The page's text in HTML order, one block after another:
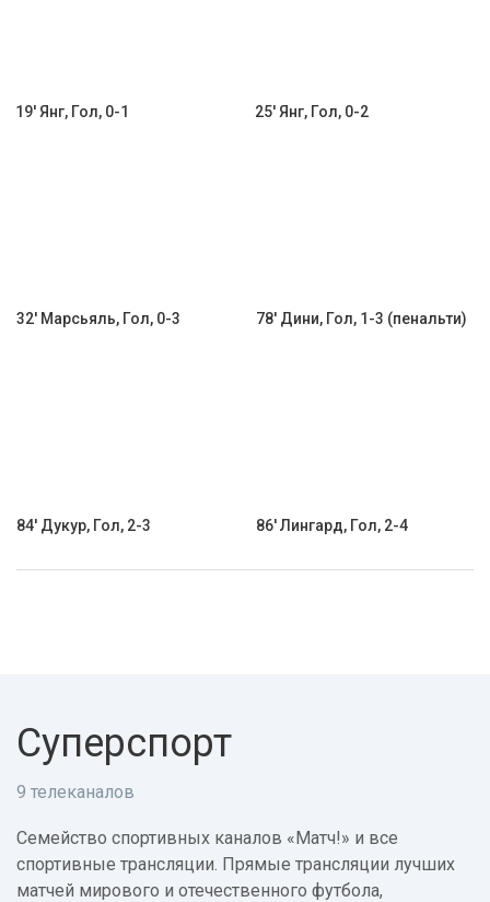
19' Янг, Гол, 0-1 25' Янг, Гол, 0-2
32' Марсьяль, Гол, 0-3 78' Дини, Гол, 1-3 (пенальти)
84' Дукур, Гол, 2-3 86' Лингард, Гол, 2-4
Суперспорт
9 телеканалов
Семейство спортивных каналов «Матч!» и все
спортивные трансляции. Прямые трансляции лучших
матчей мирового и отечественного футбола,